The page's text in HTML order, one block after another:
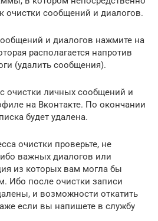
очистки сообщений и диалогов.
и диалогов нажмите на
располагается напротив
(удалить сообщения).
очистки личных сообщений и
на Вконтакте. По окончании
будет удалена.
очистки проверьте, не
важных диалогов или
из которых вам могла бы
Ибо после очистки записи
и возможности откатить
если вы напишете в службу